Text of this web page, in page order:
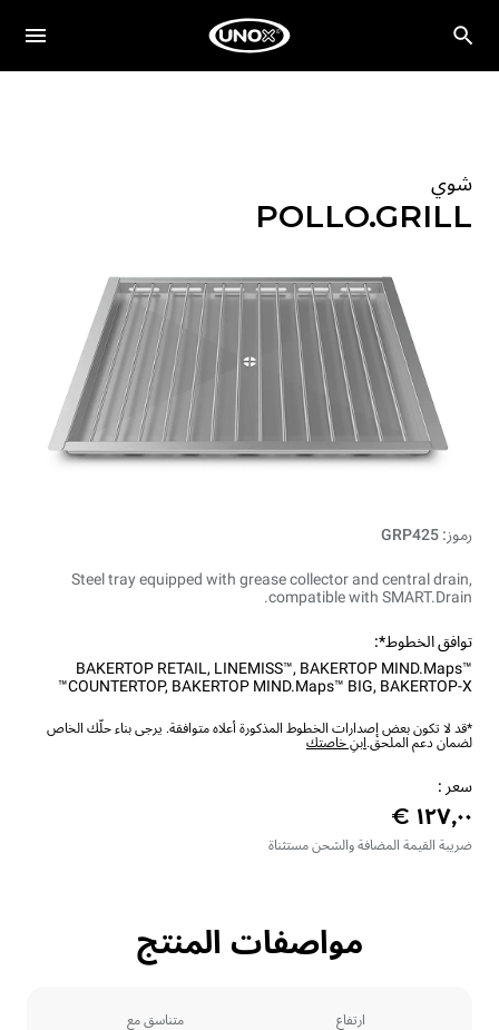
شوي
POLLO.GRILL
رموز: GRP425
Steel tray equipped with grease collector and central drain,
compatible with SMART.Drain.
توافق الخطوط*:
BAKERTOP RETAIL, LINEMISS™, BAKERTOP MIND.Maps™
COUNTERTOP, BAKERTOP MIND.Maps™ BIG, BAKERTOP-X™
*قد لا تكون بعض إصدارات الخطوط المذكورة أعلاه متوافقة. يرجى بناء حلّك الخاص
لضمان دعم الملحق.ابنِ خاصتك
سعر :
ضريبة القيمة المضافة والشحن مستثناة
مواصفات المنتج
ارتفاع متناسق مع